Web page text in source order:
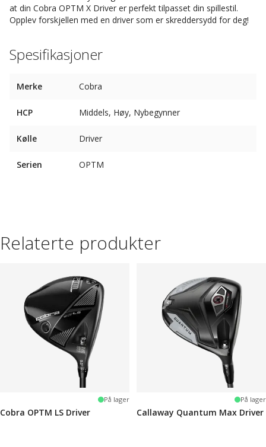
at din Cobra OPTM X Driver er perfekt tilpasset din spillestil.
Opplev forskjellen med en driver som er skreddersydd for deg!
Spesifikasjoner
Merke Cobra
HCP Middels, Høy, Nybegynner
Kølle Driver
Serien OPTM
Relaterte produkter
På lager
Cobra OPTM LS Driver
På lager
Callaway Quantum Max Driver